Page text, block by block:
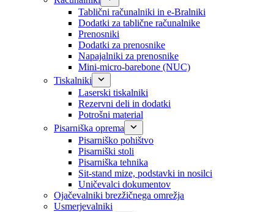
Tablični računalniki in e-Bralniki
Dodatki za tablične računalnike
Prenosniki
Dodatki za prenosnike
Napajalniki za prenosnike
Mini-micro-barebone (NUC)
Tiskalniki
Laserski tiskalniki
Rezervni deli in dodatki
Potrošni material
Pisarniška oprema
Pisarniško pohištvo
Pisarniški stoli
Pisarniška tehnika
Sit-stand mize, podstavki in nosilci
Uničevalci dokumentov
Ojačevalniki brezžičnega omrežja
Usmerjevalniki